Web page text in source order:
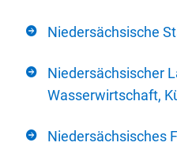
Niedersächsische
Niedersächsischer
Wasserwirtschaft,
Niedersächsisches